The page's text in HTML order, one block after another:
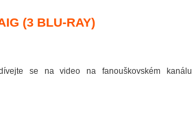
(3 BLU-RAY)
se na video na fanouškovském kanálu